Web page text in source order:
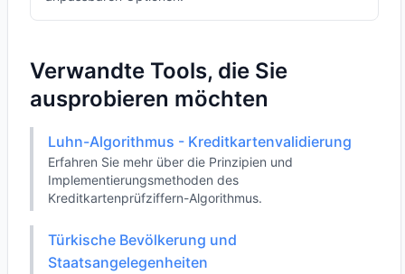
Verwandte Tools, die Sie
ausprobieren möchten
Luhn-Algorithmus - Kreditkartenvalidierung
Erfahren Sie mehr über die Prinzipien und
Implementierungsmethoden des
Kreditkartenprüfziffern-Algorithmus.
Türkische Bevölkerung und
Staatsangelegenheiten